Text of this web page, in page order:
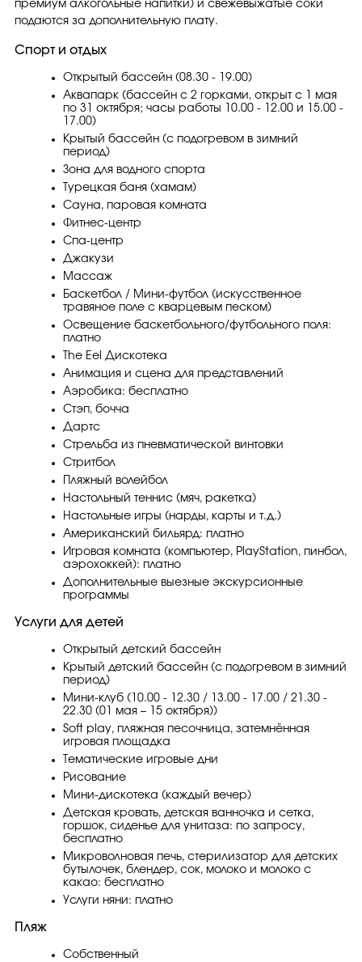
премиум алкогольные напитки) и свежевыжатые соки
подаются за дополнительную плату.
Спорт и отдых
Открытый бассейн (08.30 - 19.00)
Аквапарк (бассейн с 2 горками, открыт с 1 мая
по 31 октября; часы работы 10.00 - 12.00 и 15.00 -
17.00)
Крытый бассейн (с подогревом в зимний
период)
Зона для водного спорта
Турецкая баня (хамам)
Сауна, паровая комната
Фитнес-центр
Спа-центр
Джакузи
Массаж
Баскетбол / Мини-футбол (искусственное
травяное поле с кварцевым песком)
Освещение баскетбольного/футбольного поля:
платно
The Eel Дискотека
Анимация и сцена для представлений
Аэробика: бесплатно
Стэп, бочча
Дартс
Стрельба из пневматической винтовки
Стритбол
Пляжный волейбол
Настольный теннис (мяч, ракетка)
Настольные игры (нарды, карты и т.д.)
Американский бильярд: платно
Игровая комната (компьютер, PlayStation, пинбол,
аэрохоккей): платно
Дополнительные выезные экскурсионные
программы
Услуги для детей
Открытый детский бассейн
Крытый детский бассейн (с подогревом в зимний
период)
Мини-клуб (10.00 - 12.30 / 13.00 - 17.00 / 21.30 -
22.30 (01 мая – 15 октября))
Soft play, пляжная песочница, затемнённая
игровая площадка
Тематические игровые дни
Рисование
Мини-дискотека (каждый вечер)
Детская кровать, детская ванночка и сетка,
горшок, сиденье для унитаза: по запросу,
бесплатно
Микроволновая печь, стерилизатор для детских
бутылочек, блендер, сок, молоко и молоко с
какао: бесплатно
Услуги няни: платно
Пляж
Собственный